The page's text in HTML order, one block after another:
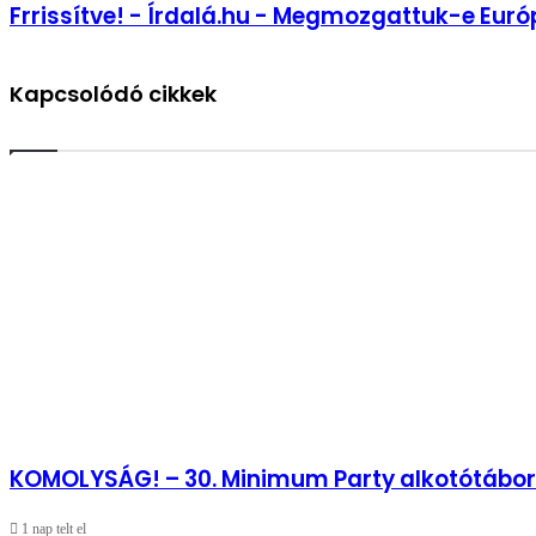
ihlette
Frrissítve!
-
Megmozgattuk-
Frrissítve! - Írdalá.hu - Megmozgattuk-e
Kapcsolódó cikkek
KOMOLYSÁG! – 30. Minimum Party
1 nap telt el